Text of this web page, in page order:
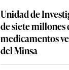
Unidad de
de siete millones
medicamentos
del Minsa